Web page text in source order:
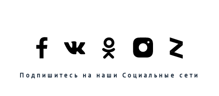
Подпишитесь на наши Социальные сети